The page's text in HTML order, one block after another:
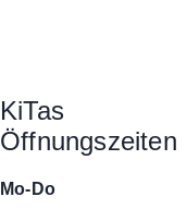
KiTas
Öffnungszeiten
Mo-Do